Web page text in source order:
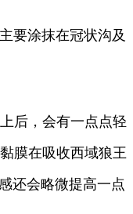
要涂抹在冠状沟及
后，会有一点点轻
膜在吸收西域狼王
还会略微提高一点